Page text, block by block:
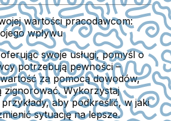
wartości pracodawcom:
wpływu
swoje usługi, pomyśl o
potrzebują pewności –
za pomocą dowodów,
zignorować. Wykorzystaj
aby podkreślić, w jaki
sytuację na lepsze.